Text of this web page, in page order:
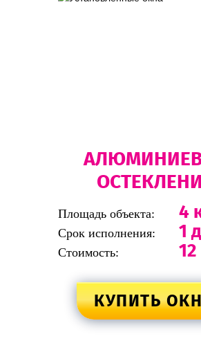
Площадь объекта: 4
Срок исполнения: 1
Стоимость:
КУПИТЬ